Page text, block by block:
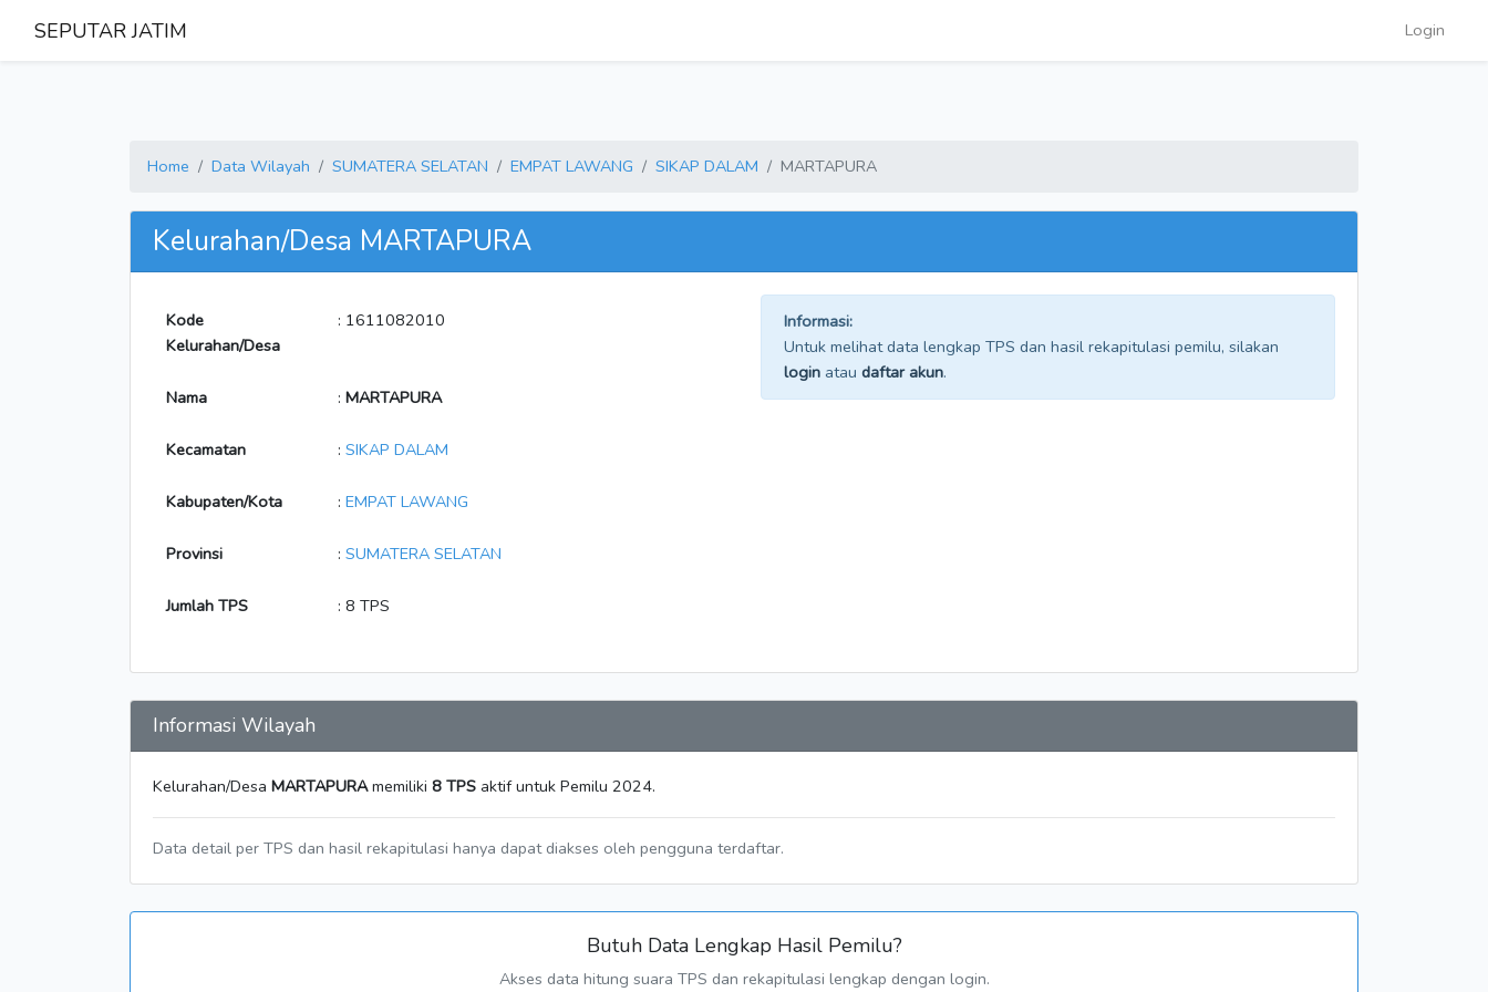
SEPUTAR JATIM Login
Home Data Wilayah SUMATERA SELATAN EMPAT LAWANG SIKAP DALAM MARTAPURA
Kelurahan/Desa MARTAPURA
Kode
Kelurahan/Desa
: 1611082010
Nama : MARTAPURA
Kecamatan : SIKAP DALAM
Kabupaten/Kota : EMPAT LAWANG
Provinsi : SUMATERA SELATAN
Jumlah TPS : 8 TPS
Informasi:
Untuk melihat data lengkap TPS dan hasil rekapitulasi pemilu, silakan
login atau daftar akun.
Informasi Wilayah
Kelurahan/Desa MARTAPURAmemiliki 8 TPS aktif untuk Pemilu 2024.
Data detail per TPS dan hasil rekapitulasi hanya dapat diakses oleh pengguna terdaftar.
Butuh Data Lengkap Hasil Pemilu?
Akses data hitung suara TPS dan rekapitulasi lengkap dengan login.